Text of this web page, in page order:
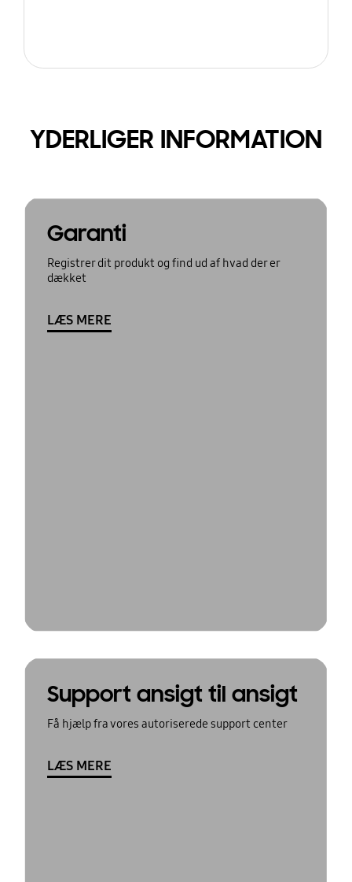
YDERLIGER INFORMATION
Garanti
Registrer dit produkt og find ud af hvad der er
dækket
LÆS MERE
Support ansigt til ansigt
Få hjælp fra vores autoriserede support center
LÆS MERE